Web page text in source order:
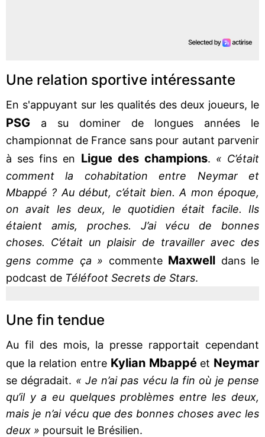
Une relation sportive intéressante
En s'appuyant sur les qualités des deux joueurs, le
PSG
a su dominer de longues années le
championnat de France sans pour autant parvenir
à ses fins en Ligue des champions. « C’était
comment la cohabitation entre Neymar et
Mbappé ? Au début, c’était bien. A mon époque,
on avait les deux, le quotidien était facile. Ils
étaient amis, proches. J’ai vécu de bonnes
choses. C’était un plaisir de travailler avec des
gens comme ça » commente Maxwell dans le
podcast de Téléfoot Secrets de Stars.
Une fin tendue
Au fil des mois, la presse rapportait cependant
que la relation entre Kylian Mbappéet Neymar
se dégradait. « Je n’ai pas vécu la fin où je pense
qu’il y a eu quelques problèmes entre les deux,
mais je n’ai vécu que des bonnes choses avec les
deux » poursuit le Brésilien.